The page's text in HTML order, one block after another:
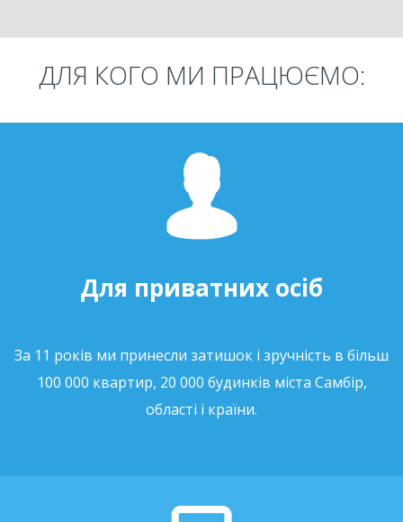
ДЛЯ КОГО МИ ПРАЦЮЄМО:
Для приватних осіб
За 11 років ми принесли затишок і зручність в більш
100 000 квартир, 20 000 будинків міста Самбір,
області і країни.